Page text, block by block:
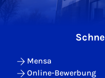
Mensa
Online-Bewerbung